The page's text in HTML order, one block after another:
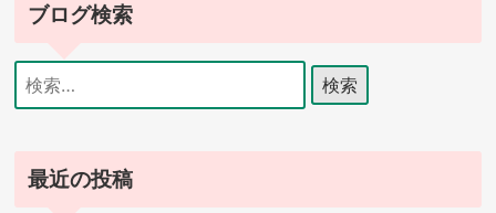
ブログ検索
検
索:
最近の投稿